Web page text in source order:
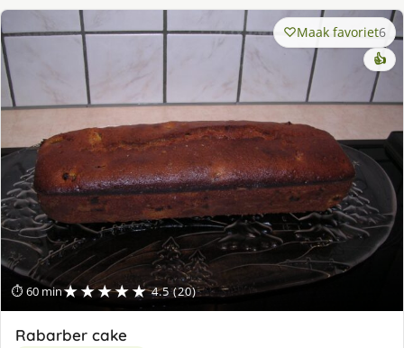
⏱ 60 min★★★★★ 4.5 (20)
Maak favoriet6
👍
Rabarber cake